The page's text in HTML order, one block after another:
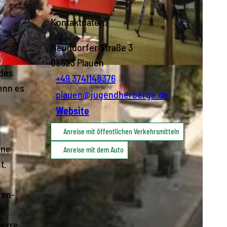
es
Kontaktdaten
Neundorfer Straße 3
08523Plauen
+49 3741148376
plauen@jugendherberge.de
Website
Anreise mit öffentlichen Verkehrsmitteln
Anreise mit dem Auto